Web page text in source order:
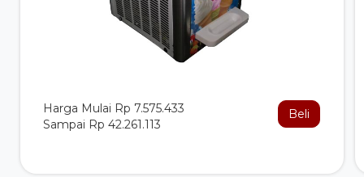
Harga Mulai Rp 7.575.433
Sampai Rp 42.261.113
Beli